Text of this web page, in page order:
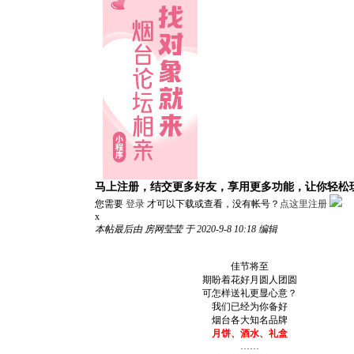
马上注册，结交更多好友，享用更多功能，让你轻松
您需要 登录 才可以下载或查看，没有帐号？ 点这里注册
x
本帖最后由 房网莹莹 于 2020-9-8 10:18 编辑
佳节将至
期盼着花好月圆人团圆
可怎样送礼更显心意？
我们已经为你备好
烟台各大知名品牌
月饼、酒水、礼盒
……